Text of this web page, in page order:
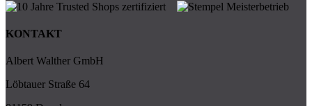
KONTAKT
Albert Walther GmbH
Löbtauer Straße 64